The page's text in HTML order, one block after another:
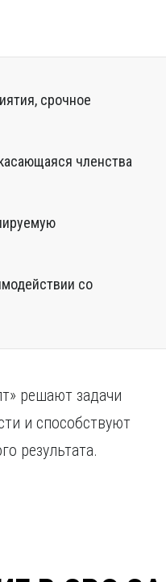
срочное
членства
со
решают задачи
и способствуют
результата.